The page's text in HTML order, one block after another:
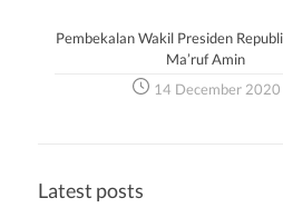
Pembekalan Wakil Presiden
Ma’ruf Amin
14 December 2020
Latest posts